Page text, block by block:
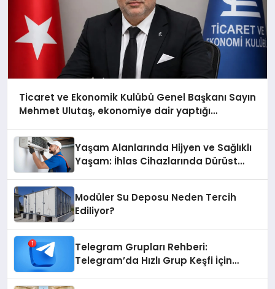
Ticaret ve Ekonomik Kulübü Genel Başkanı Sayın
Mehmet Ulutaş, ekonomiye dair yaptığı
Yaşam Alanlarında Hijyen ve Sağlıklı
Yaşam: İhlas Cihazlarında Dürüst
Modüler Su Deposu Neden Tercih
Ediliyor?
Telegram Grupları Rehberi:
Telegram’da Hızlı Grup Keşfi İçin